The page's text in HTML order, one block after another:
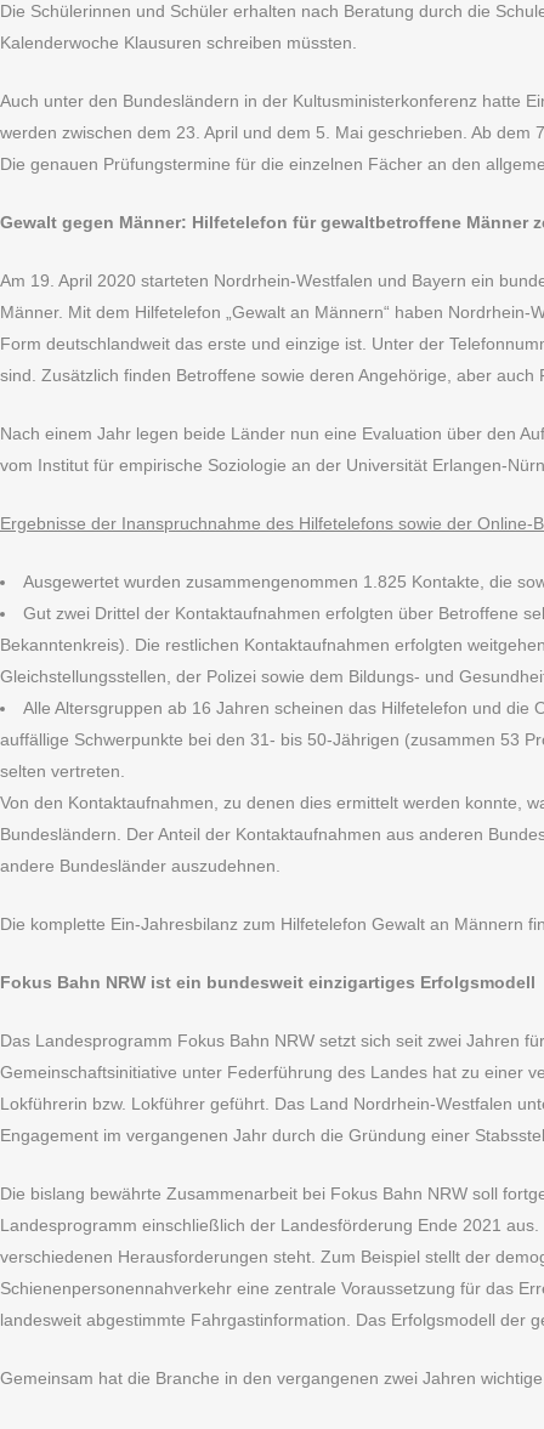
Die Schülerinnen und Schüler erhalten nach Beratung durch die
Kalenderwoche Klausuren schreiben müssten.
Auch unter den Bundesländern in der Kultusministerkonferenz hatte
werden zwischen dem 23. April und dem 5. Mai geschrieben. Ab
Die genauen Prüfungstermine für die einzelnen Fächer an den
Gewalt gegen Männer: Hilfetelefon für gewaltbetroffene Männer
Am 19. April 2020 starteten Nordrhein-Westfalen und Bayern ein
Männer. Mit dem Hilfetelefon „Gewalt an Männern“ haben
Form deutschlandweit das erste und einzige ist. Unter der
sind. Zusätzlich finden Betroffene sowie deren Angehörige, aber
Nach einem Jahr legen beide Länder nun eine Evaluation über den
vom Institut für empirische Soziologie an der Universität Erlangen-
Ergebnisse der Inanspruchnahme des Hilfetelefons sowie der Online-
Ausgewertet wurden zusammengenommen 1.825 Kontakte, die
Gut zwei Drittel der Kontaktaufnahmen erfolgten über Betroffene
Bekanntenkreis). Die restlichen Kontaktaufnahmen erfolgten
Gleichstellungsstellen, der Polizei sowie dem Bildungs- und
Alle Altersgruppen ab 16 Jahren scheinen das Hilfetelefon und
auffällige Schwerpunkte bei den 31- bis 50-Jährigen (zusammen 53
selten vertreten.
Von den Kontaktaufnahmen, zu denen dies ermittelt werden konnte,
Bundesländern. Der Anteil der Kontaktaufnahmen aus anderen
andere Bundesländer auszudehnen.
Die komplette Ein-Jahresbilanz zum Hilfetelefon Gewalt an Männern
Fokus Bahn NRW ist ein bundesweit einzigartiges Erfolgsmodell
Das Landesprogramm Fokus Bahn NRW setzt sich seit zwei Jahren
Gemeinschaftsinitiative unter Federführung des Landes hat zu einer
Lokführerin bzw. Lokführer geführt. Das Land Nordrhein-Westfalen
Engagement im vergangenen Jahr durch die Gründung einer
Die bislang bewährte Zusammenarbeit bei Fokus Bahn NRW soll
Landesprogramm einschließlich der Landesförderung Ende 2021
verschiedenen Herausforderungen steht. Zum Beispiel stellt der
Schienenpersonennahverkehr eine zentrale Voraussetzung für das
landesweit abgestimmte Fahrgastinformation. Das Erfolgsmodell der
Gemeinsam hat die Branche in den vergangenen zwei Jahren